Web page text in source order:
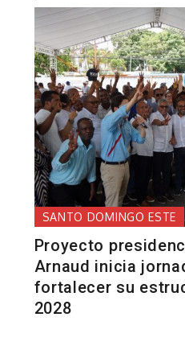
SANTO DOMINGO ESTE
Proyecto
Arnaud inicia
fortalecer su
2028